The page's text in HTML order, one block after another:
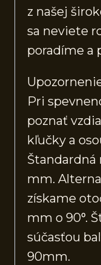
z našej
sa neviete
poradíme a
Pri
poznať
kľučky a
Štandardná
mm.
získame
mm o 90°.
súčasťou
90mm.